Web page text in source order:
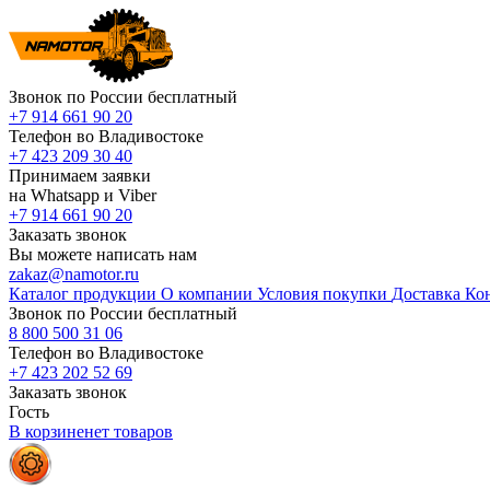
Звонок по России бесплатный
+7 914 661 90 20
Телефон во Владивостоке
+7 423 209 30 40
Принимаем заявки
на Whatsapp и Viber
+7 914 661 90 20
Заказать звонок
Вы можете написать нам
zakaz@namotor.ru
Каталог продукции О компании Условия покупки Доставка
Звонок по России бесплатный
8 800 500 31 06
Телефон во Владивостоке
+7 423 202 52 69
Заказать звонок
Гость
В корзиненет товаров